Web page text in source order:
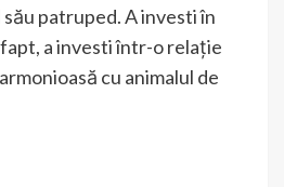
patruped. A investi în
a investi într-o relație
cu animalul de